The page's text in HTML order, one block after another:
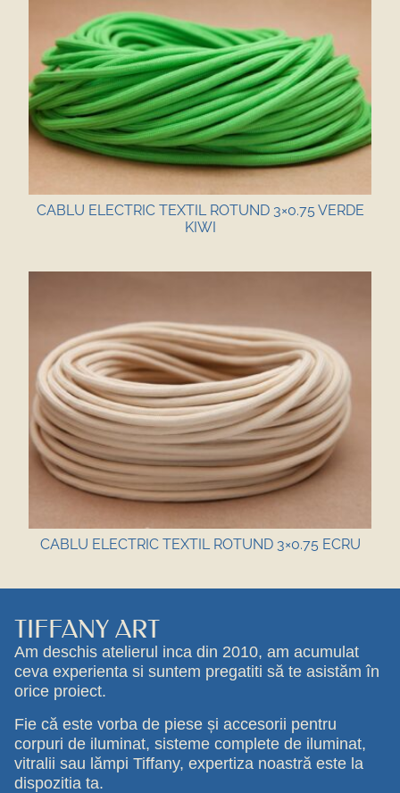
CABLU ELECTRIC TEXTIL ROTUND 3×0.75 VERDE
KIWI
CABLU ELECTRIC TEXTIL ROTUND 3×0.75 ECRU
TIFFANY ART
Am deschis atelierul inca din 2010, am acumulat
ceva experienta si suntem pregatiti să te asistăm în
orice proiect.
Fie că este vorba de piese și accesorii pentru
corpuri de iluminat, sisteme complete de iluminat,
vitralii sau lămpi Tiffany, expertiza noastră este la
dispozitia ta.